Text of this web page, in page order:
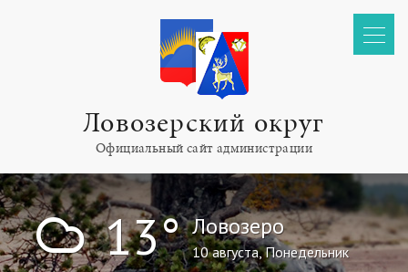
Ловозерский округ
Официальный сайт администрации
! 13° Ловозеро
10 августа, Понедельник